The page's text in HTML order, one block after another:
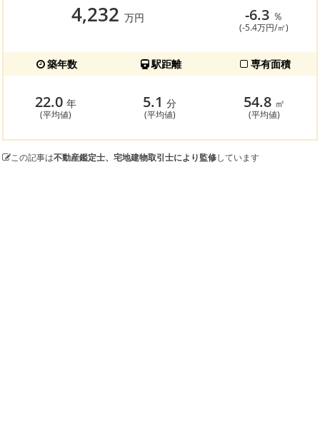
4,232 万円 -6.3 ％
(-5.4万円/㎡)
築年数 駅距離 専有面積
22.0 年
(平均値)
5.1分
(平均値)
54.8 ㎡
(平均値)
この記事は不動産鑑定士、宅地建物取引士により監修しています